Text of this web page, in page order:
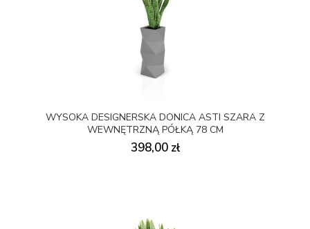
WYSOKA DESIGNERSKA DONICA ASTI SZARA Z
WEWNĘTRZNĄ PÓŁKĄ 78 CM
398,00 zł